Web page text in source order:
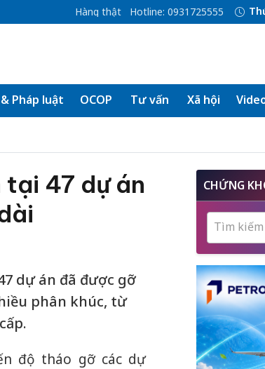
Hàng thật Hotline: 0931725555
Pháp luật OCOP Tư vấn Xã hội
tại 47 dự án
dự án đã được gỡ
phân khúc, từ
độ tháo gỡ các dự
CHỨNG
Tìm kiếm